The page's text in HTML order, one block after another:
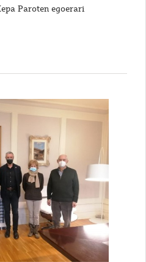
Paroten egoerari